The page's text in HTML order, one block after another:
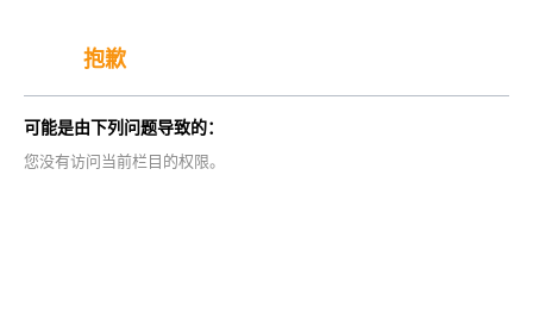
抱歉
可能是由下列问题导致的：
您没有访问当前栏目的权限。